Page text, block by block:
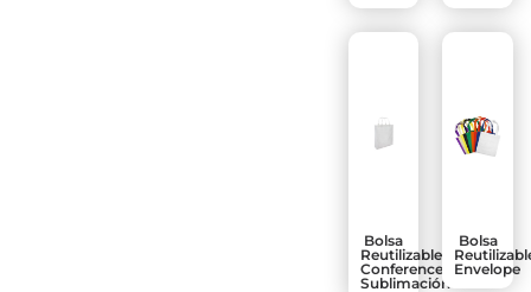
Bolsa
Reutilizable
Conference
Sublimación
Bolsa
Envelope